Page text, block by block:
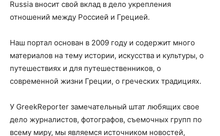
Russia вносит свой вклад в дело укрепления
отношений между Россией и Грецией.
Наш портал основан в 2009 году и содержит много
материалов на тему истории, искусства и культуры, о
путешествиях и для путешественников, о
современной жизни Греции, о греческих традициях.
У GreekReporter замечательный штат любящих свое
дело журналистов, фотографов, съемочных групп по
всему миру, мы являемся источником новостей,